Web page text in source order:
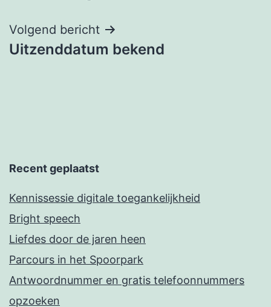
Volgend bericht
Uitzenddatum bekend
Recent geplaatst
Kennissessie digitale toegankelijkheid
Bright speech
Liefdes door de jaren heen
Parcours in het Spoorpark
Antwoordnummer en gratis telefoonnummers
opzoeken